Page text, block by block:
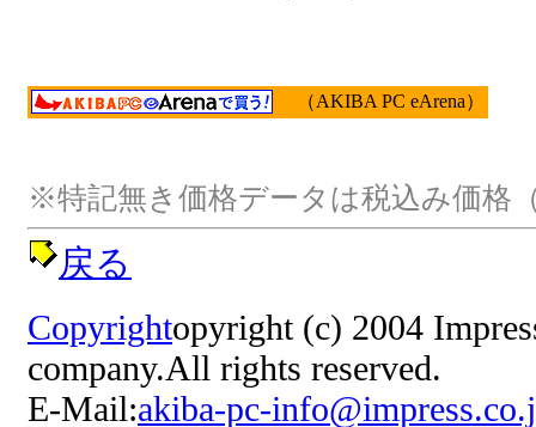
（AKIBA PC eArena）
※特記無き価格データは税込み価格
戻る
Copyrightopyright (c) 2004
company.All rights reserved.
E-Mail:akiba-pc-